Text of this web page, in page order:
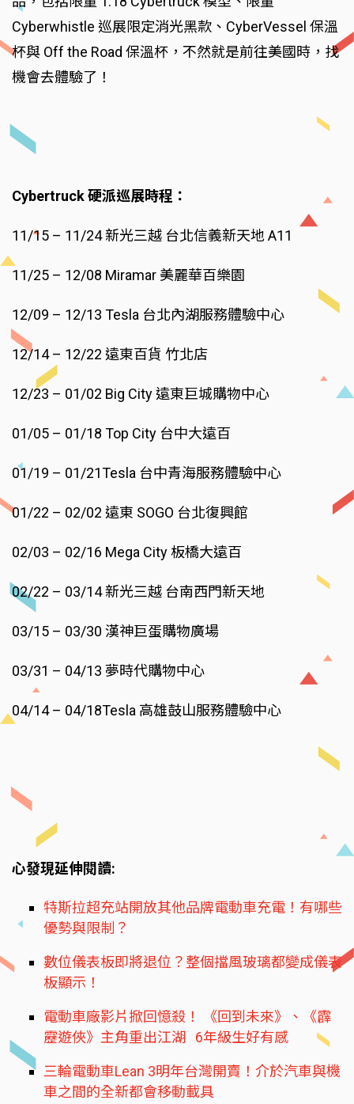
Cyberwhistle 巡展限定消光黑款、CyberVessel 保溫
杯與 Off the Road 保溫杯，不然就是前往美國時，找
機會去體驗了！
Cybertruck 硬派巡展時程：
11/15 – 11/24 新光三越 台北信義新天地 A11
11/25 – 12/08 Miramar 美麗華百樂園
12/09 – 12/13 Tesla 台北內湖服務體驗中心
12/14 – 12/22 遠東百貨 竹北店
12/23 – 01/02 Big City 遠東巨城購物中心
01/05 – 01/18 Top City 台中大遠百
01/19 – 01/21Tesla 台中青海服務體驗中心
01/22 – 02/02 遠東 SOGO 台北復興館
02/03 – 02/16 Mega City 板橋大遠百
02/22 – 03/14 新光三越 台南西門新天地
03/15 – 03/30 漢神巨蛋購物廣場
03/31 – 04/13 夢時代購物中心
04/14 – 04/18Tesla 高雄鼓山服務體驗中心
心發現延伸閱讀:
特斯拉超充站開放其他品牌電動車充電！有哪些
優勢與限制？
數位儀表板即將退位？整個擋風玻璃都變成儀表
板顯示！
電動車廠影片掀回憶殺！ 《回到未來》、《霹
靂遊俠》主角重出江湖 6年級生好有感
三輪電動車Lean 3明年台灣開賣！介於汽車與機
車之間的全新都會移動載具